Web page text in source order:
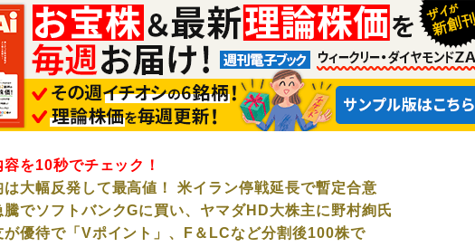
を10秒でチェック！
は大幅反発して最高値！ 米イラン停戦延長で暫定合意
騰でソフトバンクGに買い、ヤマダHD大株主に野村絢氏
が優待で「Vポイント」、F＆LCなど分割後100株で